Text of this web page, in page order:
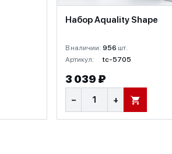
Набор Aquality Shape
В наличии: 956 шт.
Артикул:
tc-5705
3 039 ₽
− + В КОРЗИНУ